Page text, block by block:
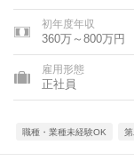
初年度年収
360万～800万円
雇用形態
正社員
職種・業種未経験OK